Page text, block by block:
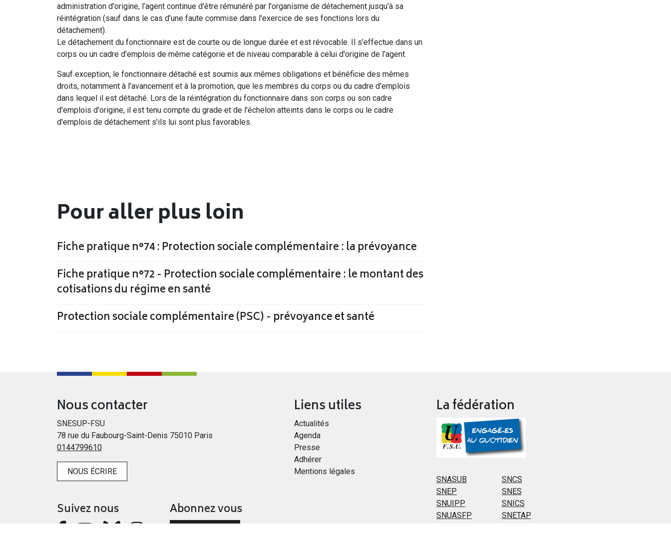
administration d'origine, l’agent continue d'être rémunéré par l'organisme de détachement jusqu'à sa
réintégration (sauf dans le cas d’une faute commise dans l'exercice de ses fonctions lors du
détachement).
Le détachement du fonctionnaire est de courte ou de longue durée et est révocable. Il s’effectue dans un
corps ou un cadre d'emplois de même catégorie et de niveau comparable à celui d'origine de l’agent.
Sauf exception, le fonctionnaire détaché est soumis aux mêmes obligations et bénéficie des mêmes
droits, notamment à l'avancement et à la promotion, que les membres du corps ou du cadre d'emplois
dans lequel il est détaché. Lors de la réintégration du fonctionnaire dans son corps ou son cadre
d'emplois d'origine, il est tenu compte du grade et de l'échelon atteints dans le corps ou le cadre
d'emplois de détachement s'ils lui sont plus favorables.
Pour aller plus loin
Fiche pratique n°74 : Protection sociale complémentaire : la prévoyance
Fiche pratique n°72 - Protection sociale complémentaire : le montant des
cotisations du régime en santé
Protection sociale complémentaire (PSC) - prévoyance et santé
Nous contacter
SNESUP-FSU
78 rue du Faubourg-Saint-Denis 75010 Paris
0144799610
NOUS ÉCRIRE
Suivez nous Abonnez vous
Liens utiles
Actualités
Agenda
Presse
Adhérer
Mentions légales
La fédération
SNASUB
SNCS
SNEP
SNES
SNUIPP
SNICS
SNUASFP
SNETAP